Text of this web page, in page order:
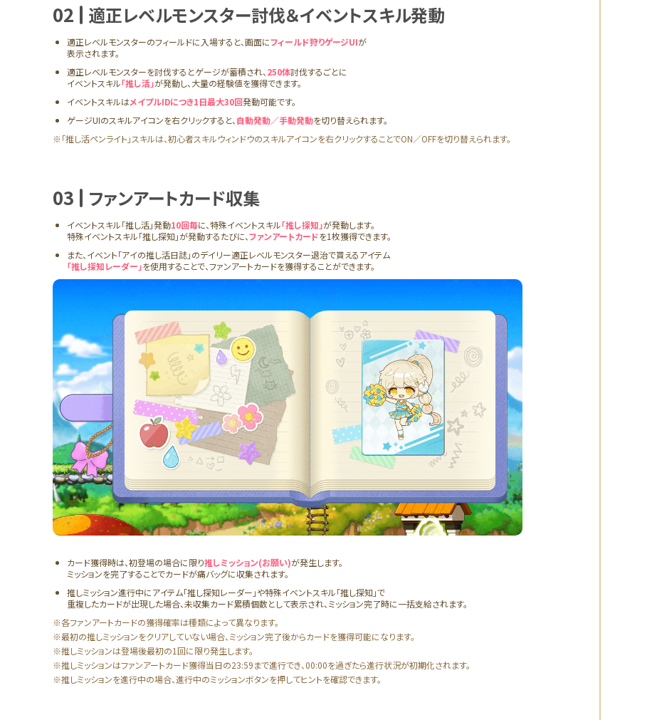
02 適正レベルモンスター討伐＆イベントスキル発動
適正レベルモンスターのフィールドに入場すると、画面にフィールド狩りゲージUIが
表示されます。
適正レベルモンスターを討伐するとゲージが蓄積され、 250体討伐するごとに
イベントスキル「推し活」が発動し、大量の経験値を獲得できます。
イベントスキルはメイプルIDにつき1日最大30回発動可能です。
ゲージUIのスキルアイコンを右クリックすると、 自動発動／手動発動を切り替えられます。
※「推し活ペンライト」スキルは、初心者スキルウィンドウのスキルアイコンを右クリックすることでON／OFFを切り替えられます。
03 ファンアートカード収集
イベントスキル「推し活」発動10回毎に、特殊イベントスキル「推し探知」が発動します。
特殊イベントスキル「推し探知」が発動するたびに、ファンアートカードを1枚獲得できます。
また、イベント「アイの推し活日誌」のデイリー適正レベルモンスター退治で貰えるアイテム
「推し探知レーダー」を使用することで、ファンアートカードを獲得することができます。
カード獲得時は、初登場の場合に限り推しミッション(お願い)が発生します。
ミッションを完了することでカードが痛バッグに収集されます。
推しミッション進行中にアイテム「推し探知レーダー」や特殊イベントスキル「推し探知」で
重複したカードが出現した場合、未収集カード累積個数として表示され、ミッション完了時に一括支給されます。
※各ファンアートカードの獲得確率は種類によって異なります。
※最初の推しミッションをクリアしていない場合、ミッション完了後からカードを獲得可能になります。
※推しミッションは登場後最初の1回に限り発生します。
※推しミッションはファンアートカード獲得当日の23:59まで進行でき、00:00を過ぎたら進行状況が初期化されます。
※推しミッションを進行中の場合、進行中のミッションボタンを押してヒントを確認できます。